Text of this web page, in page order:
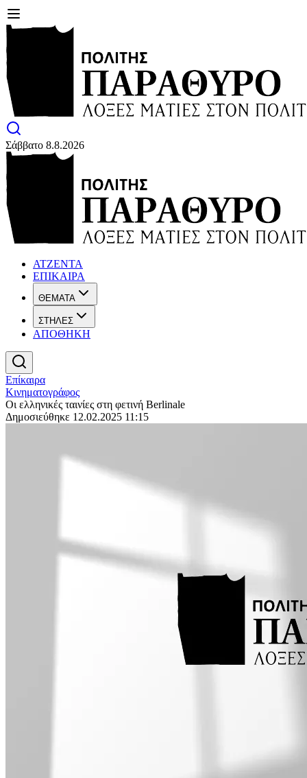
Σάββατο 8.8.2026
ΑΤΖΕΝΤΑ
ΕΠΙΚΑΙΡΑ
ΘΕΜΑΤΑ
ΣΤΗΛΕΣ
ΑΠΟΘΗΚΗ
Επίκαιρα
Κινηματογράφος
Οι ελληνικές ταινίες στη φετινή Berlinale
Δημοσιεύθηκε 12.02.2025 11:15